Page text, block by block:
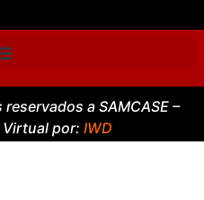
a SAMCASE –
Virtual por: IWD